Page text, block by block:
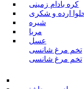
کره بادام زمینی
ارده و شکری
شیره
مربا
عسل
تخم مرغ شانسی
تخم مرغ شانسی